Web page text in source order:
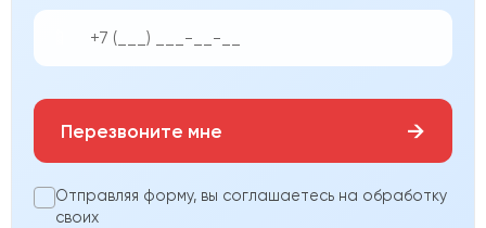
Перезвоните мне →
Отправляя форму, вы соглашаетесь на обработку
своих